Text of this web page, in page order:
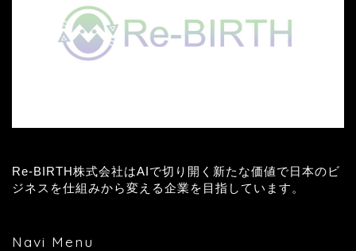
Re-BIRTH株式会社はAIで切り開く新たな価値で日本のビ
ジネスを仕組みから変える企業を目指しています。
Navi Menu